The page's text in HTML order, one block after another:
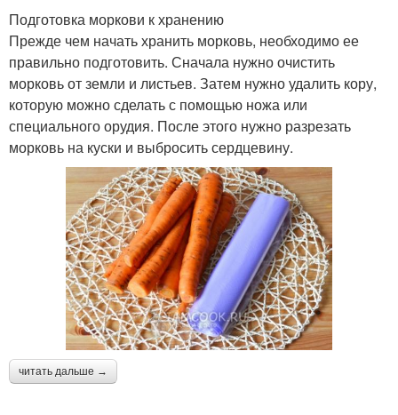
Подготовка моркови к хранению
Прежде чем начать хранить морковь, необходимо ее
правильно подготовить. Сначала нужно очистить
морковь от земли и листьев. Затем нужно удалить кору,
которую можно сделать с помощью ножа или
специального орудия. После этого нужно разрезать
морковь на куски и выбросить сердцевину.
читать дальше →